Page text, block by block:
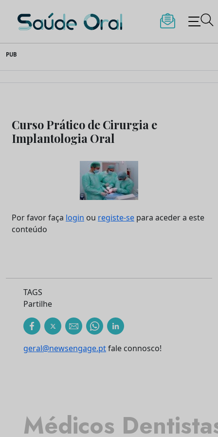
to
content
Saúde Oral
PUB
Curso Prático de Cirurgia e
Implantologia Oral
Por favor faça login ou registe-se para aceder a este
conteúdo
TAGS
Partilhe
geral@newsengage.ptfale connosco!
Médicos